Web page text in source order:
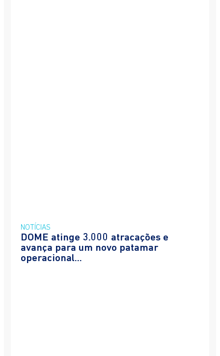
NOTÍCIAS
DOME atinge 3.000 atracações e
avança para um novo patamar
operacional...